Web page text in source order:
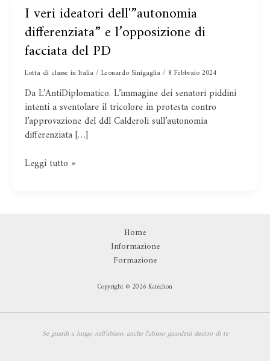
I veri ideatori dell'”autonomia
differenziata” e l’opposizione di
facciata del PD
Lotta di classe in Italia/Leonardo Sinigaglia/ 8 Febbraio 2024
Da L’AntiDiplomatico. L’immagine dei senatori piddini
intenti a sventolare il tricolore in protesta contro
l’approvazione del ddl Calderoli sull’autonomia
differenziata […]
I
veri
ideatori
dell'”autonomia
differenziata”
e
l’opposizione
di
facciata
del
Leggi tutto »
Home
Informazione
Formazione
Copyright © 2026 Katéchon
Se guardi a lungo nell'abisso, anche l'abisso guarderà dentro di te